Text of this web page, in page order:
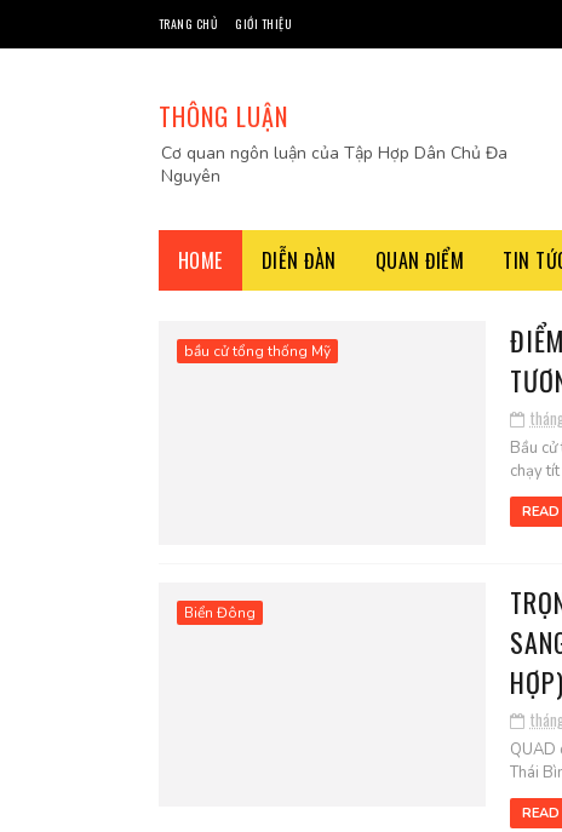
TRANG CHỦ GIỚI THIỆU
THÔNG LUẬN
Cơ quan ngôn luận của Tập Hợp Dân Chủ Đa
Nguyên
HOME DIỄN ĐÀN QUAN ĐIỂM TIN
bầu cử tổng thống Mỹ
Bầu
chạy
READ
Biển Đông
HỢP)
QUAD
Thái
READ